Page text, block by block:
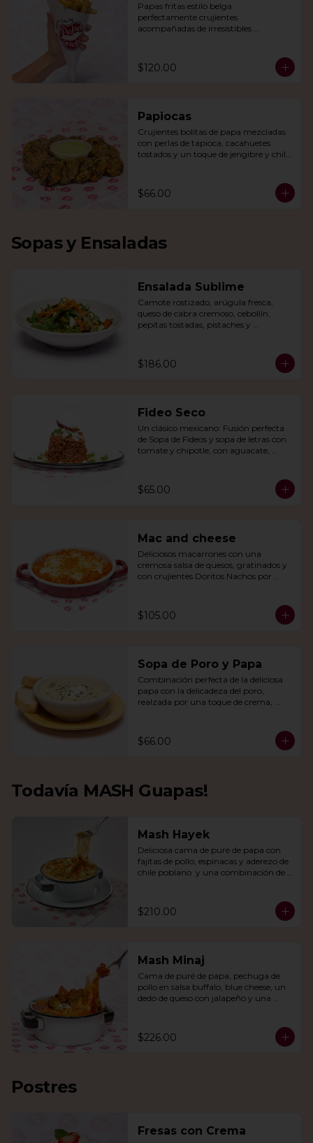
Papas fritas estilo belga
perfectamente crujientes
acompañadas de irresistibles
$120.00
Papiocas
Crujientes bolitas de papa mezcladas
con perlas de tapioca, cacahuetes
tostados y un toque de jengibre y chile
$66.00
Sopas y Ensaladas
Ensalada Sublime
Camote rostizado, arúgula fresca,
queso de cabra cremoso, cebollín,
pepitas tostadas, pistaches y
$186.00
Fideo Seco
Un clásico mexicano: Fusión perfecta
de Sopa de Fideos y sopa de letras con
tomate y chipotle, con aguacate,
$65.00
Mac and cheese
Deliciosos macarrones con una
cremosa salsa de quesos, gratinados y
con crujientes Doritos Nachos por
$105.00
Sopa de Poro y Papa
Combinación perfecta de la deliciosa
papa con la delicadeza del poro,
realzada por una toque de crema,
$66.00
Todavía MASH Guapas!
Mash Hayek
Deliciosa cama de puré de papa con
fajitas de pollo, espinacas y aderezo de
chile poblano  y una combinación de
$210.00
Mash Minaj
Cama de puré de papa, pechuga de
pollo en salsa buffalo, blue cheese, un
dedo de queso con jalapeño y una
$226.00
Postres
Fresas con Crema